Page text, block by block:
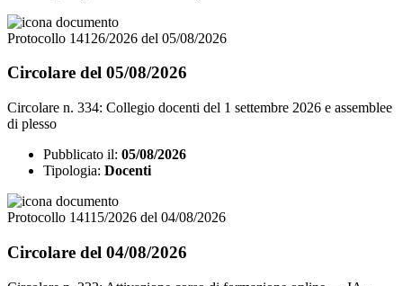
Protocollo 14126/2026 del 05/08/2026
Circolare del 05/08/2026
Circolare n. 334: Collegio docenti del 1 settembre 2026 e assemblee
di plesso
Pubblicato il: 05/08/2026
Tipologia: Docenti
Protocollo 14115/2026 del 04/08/2026
Circolare del 04/08/2026